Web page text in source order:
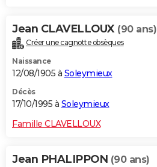
Jean CLAVELLOUX (90 ans)
Créer une cagnotte obsèques
Naissance
12/08/1905 à Soleymieux
Décès
17/10/1995 à Soleymieux
Famille CLAVELLOUX
Jean PHALIPPON (90 ans)